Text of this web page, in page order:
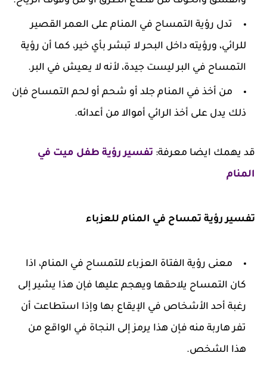
تدل رؤية التمساح في المنام على العمر القصير
للرائي، ورؤيته داخل البحر لا تبشر بأي خير، كما أن رؤية
التمساح في البر ليست جيدة، لأنه لا يعيش في البر.
من أخذ في المنام جلد أو شحم أو لحم التمساح فإن
ذلك يدل على أخذ الرائي أموالا من أعدائه.
قد يهمك ايضا معرفة: تفسير رؤية طفل ميت في
المنام
تفسير رؤية تمساح في المنام للعزباء
معنى رؤية الفتاة العزباء للتمساح في المنام، اذا
كان التمساح يلاحقها ويهجم عليها فإن هذا يشير إلى
رغبة أحد الأشخاص في الإيقاع بها وإذا استطاعت أن
تفر هاربة منه فإن هذا يرمز إلى النجاة في الواقع من
هذا الشخص.